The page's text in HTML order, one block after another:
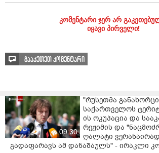
კომენტარი ჯერ არ
იყავი პირველი!
გააკეთეთ კომენტარი
09:30
"რუსეთმა
საქართველოს
ის ოკუპაცია და
რეჟიმის და
ღალატი
გადაფარავს ამ დანაშაულს" - ირაკლი